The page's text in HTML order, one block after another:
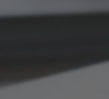
System
セラミッ